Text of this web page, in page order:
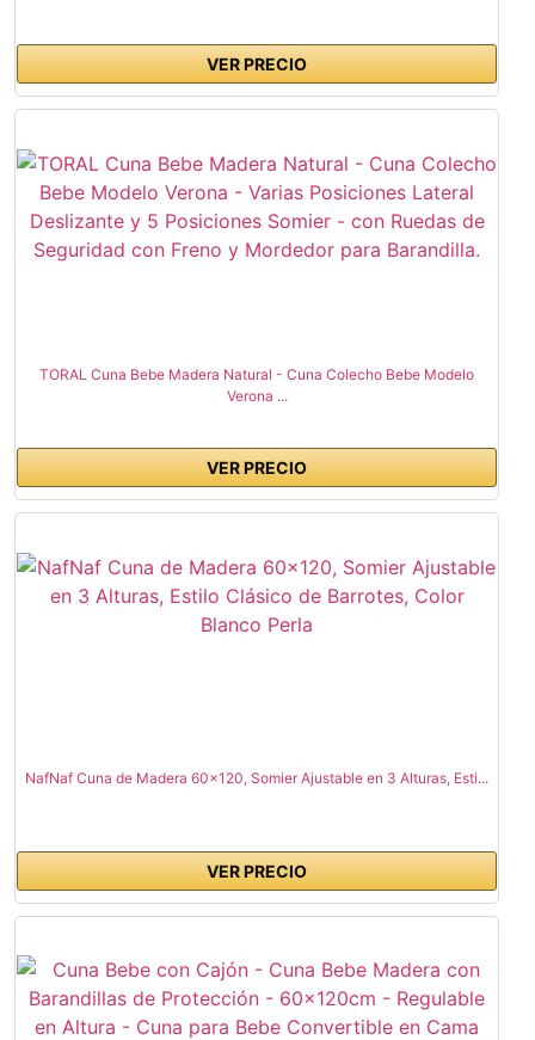
VER PRECIO
TORAL Cuna Bebe Madera Natural - Cuna Colecho Bebe Modelo
Verona ...
VER PRECIO
NafNaf Cuna de Madera 60x120, Somier Ajustable en 3 Alturas, Esti...
VER PRECIO